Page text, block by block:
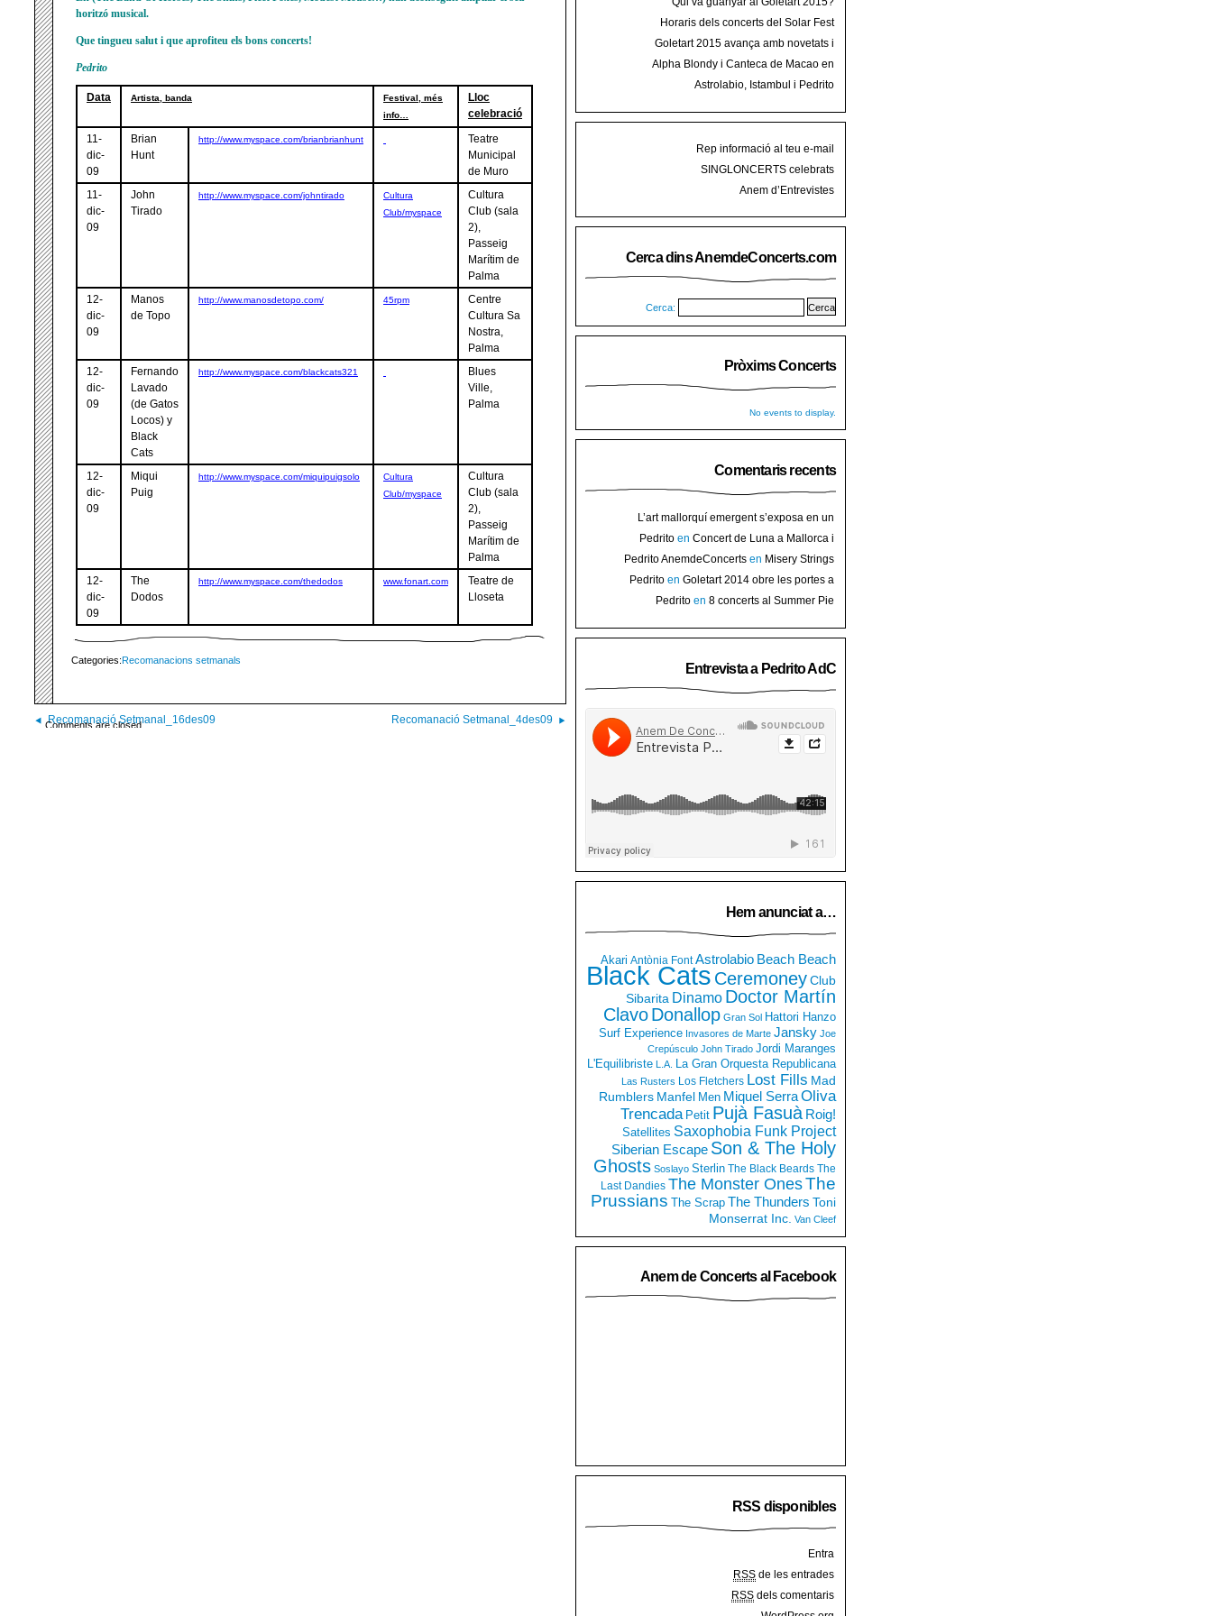
horitzó musical.
Que tingueu salut i que aprofiteu els bons concerts!
Pedrito
Data Artista, banda
Festival, més
info…
Lloc
celebració
11-
dic-
09
Brian
Hunt
http://www.myspace.com/brianbrianhunt
Teatre
Municipal
de Muro
11-
dic-
09
John
Tirado
http://www.myspace.com/johntirado
Cultura
Club/myspace
Cultura
Club (sala
2),
Passeig
Marítim de
Palma
12-
dic-
09
Manos
de Topo
http://www.manosdetopo.com/ 45rpm
Centre
Cultura Sa
Nostra,
Palma
12-
dic-
09
Fernando
Lavado
(de Gatos
Locos) y
Black
Cats
http://www.myspace.com/blackcats321
Blues
Ville,
Palma
12-
dic-
09
Miqui
Puig
http://www.myspace.com/miquipuigsolo
Cultura
Club/myspace
Cultura
Club (sala
2),
Passeig
Marítim de
Palma
12-
dic-
09
The
Dodos
http://www.myspace.com/thedodos www.fonart.com
Teatre de
Lloseta
Categories:Recomanacions setmanals
Comments are closed.
Recomanació Setmanal_16des09 Recomanació Setmanal_4des09
Horaris dels concerts del Solar Fest
2015 a Mallorca
Goletart 2015 avança amb novetats i
encetarà la LI Festa des Vermar amb art
Alpha Blondy i Canteca de Macao en
concert al Mallorca Roots Festival
Astrolabio, Istambul i Pedrito
Rep informació al teu e-mail
SINGLONCERTS celebrats
Anem d’Entrevistes
Cerca dins AnemdeConcerts.com
Cerca:
Pròxims Concerts
No events to display.
Comentaris recents
L’art mallorquí emergent s’exposa en un
carrer de Binissalem ⋆ Noticias de hoy
en
Binissalem
Pedrito en Concert de Luna a Mallorca i
sorteig d’entrades
Pedrito AnemdeConcerts en Misery Strings
presenten nou disc al Teatre Mar i Terra de
Pedrito en Goletart 2014 obre les portes a
l’art de Binissalem
Pedrito en 8 concerts al Summer Pie
Entrevista a Pedrito AdC
Hem anunciat a…
Akari Antònia Font Astrolabio Beach Beach
Black Cats CeremoneyClub
Sibarita Dinamo Doctor Martín
ClavoDonallop Gran Sol Hattori Hanzo
Surf Experience Invasores de Marte Jansky Joe
Crepúsculo John Tirado Jordi Maranges
L'Equilibriste L.A. La Gran Orquesta Republicana
Las Rusters Los Fletchers Lost Fills Mad
Rumblers Manfel Men Miquel SerraOliva
Trencada Petit Pujà Fasuà Roig!
Satellites Saxophobia Funk Project
Siberian Escape Son & The Holy
Ghosts Soslayo Sterlin The Black Beards The
Last Dandies The Monster OnesThe
Prussians The Scrap The Thunders Toni
Monserrat Inc. Van Cleef
Anem de Concerts al Facebook
RSS disponibles
Entra
RSS de les entrades
RSS dels comentaris